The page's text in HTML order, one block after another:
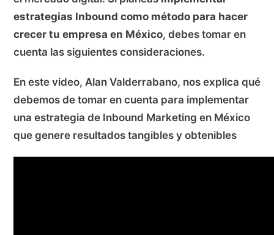
estrategias Inbound como método para hacer
crecer tu empresa en México, debes tomar en
cuenta las siguientes consideraciones.
En este video, Alan Valderrabano, nos explica qué
debemos de tomar en cuenta para implementar
una estrategia de Inbound Marketing en México
que genere resultados tangibles y obtenibles